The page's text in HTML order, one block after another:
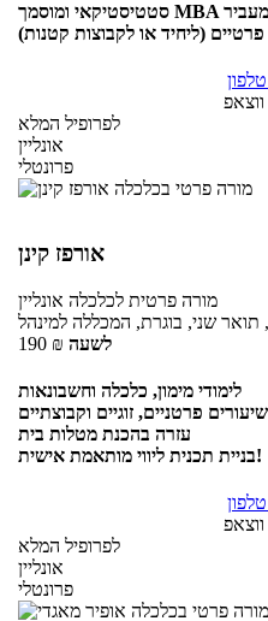
סטטיסטיקאי ומוסמך MBA מסייע בעיבודים סטטיסטיים ומעביר
לפרופיל המלא
אונליין
פרונטלי
אורפז קינן
מורה פרטית לכלכלה אונליין
שני, בוגרת, המכללה למינהל
190 ₪ לשעה
לימודי מימון, כלכלה וחשבונאות
שיעורים פרטניים, זוגיים וקבוצתיים
עזרה בהכנת מטלות בית
בניית תכנית ליווי מותאמת אישית!
לפרופיל המלא
אונליין
פרונטלי